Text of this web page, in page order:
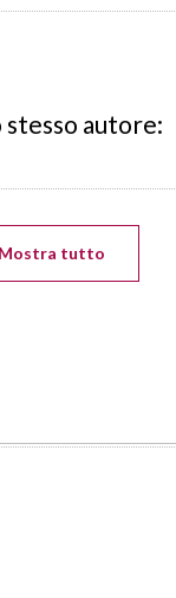
stesso autore:
Mostra tutto